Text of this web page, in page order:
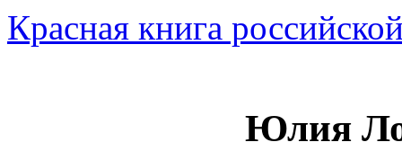
Красная книга
Юлия